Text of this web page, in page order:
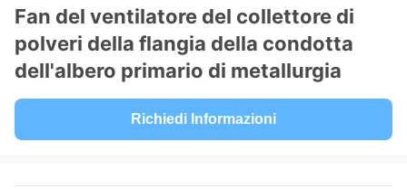
Fan del ventilatore del collettore di
polveri della flangia della condotta
dell'albero primario di metallurgia
Richiedi Informazioni